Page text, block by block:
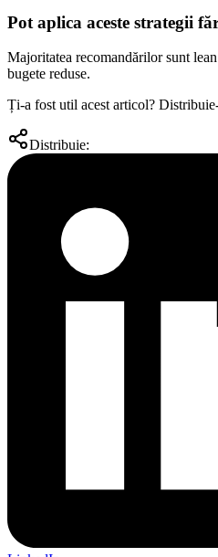
Pot aplica aceste strategii
Majoritatea recomandărilor sunt
bugete reduse.
Ți-a fost util acest articol?
Distribuie: